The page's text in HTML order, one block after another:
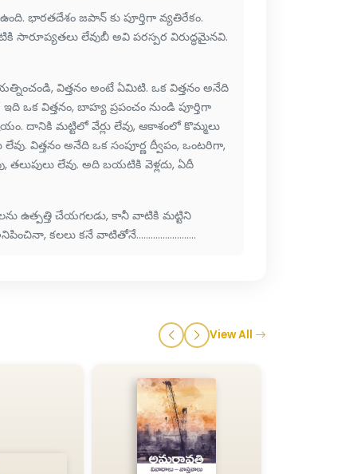
భారతదేశం జపాన్ కు పూర్తిగా వ్యతిరేకం.
సారూప్యతలు లేవుబీ అవి పరస్పర విరుద్ధమైనవి.
విత్తనం అంటే ఏమిటి. ఒక విత్తనం అనేది
ఒక విత్తనం, బాహ్య ప్రపంచం నుండి పూర్తిగా
దానికి మట్టిలో వేర్లు లేవు, ఆకాశంలో కొమ్మలు
విత్తనం అనేది ఒక సంపూర్ణ ద్వీపం, ఒంటరిగా,
తలుపులు లేవు. అది బయటికి వెళ్లదు, ఏదీ
ఉత్పత్తి చేయగలడు, కానీ వాటికి మట్టిని
కలలు కనే వాటితోనే.........................
View All